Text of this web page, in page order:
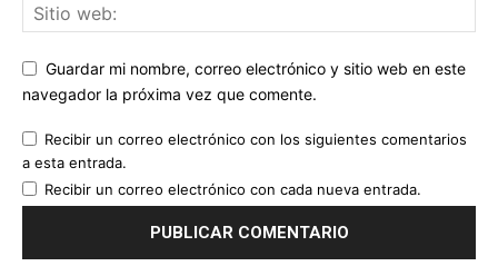
Guardar mi nombre, correo electrónico y sitio web en este
navegador la próxima vez que comente.
Recibir un correo electrónico con los siguientes comentarios
a esta entrada.
Recibir un correo electrónico con cada nueva entrada.